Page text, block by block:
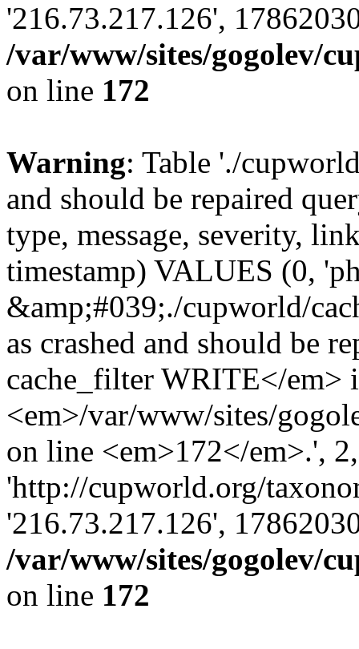
'216.73.217.126',
/var/www/sites/gogolev/
on line 172
Warning: Table './
and should be repaired
type, message, severity,
timestamp) VALUES (0,
&amp;#039;./cupworld/
as crashed and should be
cache_filter WRITE</em>
<em>/var/www/sites/
on line <em>172</em>.',
'http://cupworld.org/
'216.73.217.126',
/var/www/sites/gogolev/
on line 172